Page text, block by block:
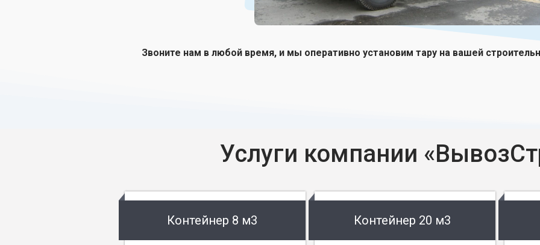
Звоните нам в любой время, и мы оперативно установим тару на вашей
Услуги компании
Контейнер 8 м3 Контейнер 20 м3